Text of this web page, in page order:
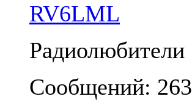
RV6LML
Радиолюбители
Сообщений: 263